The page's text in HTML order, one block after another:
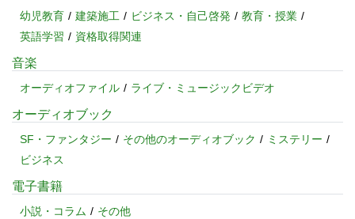
幼児教育 建築施工 ビジネス・自己啓発
教育・授業
英語学習
資格取得関連
音楽
オーディオファイル ライブ・ミュージックビデオ
オーディオブック
SF・ファンタジー その他のオーディオブック
ミステリー
ビジネス
電子書籍
小説・コラム その他